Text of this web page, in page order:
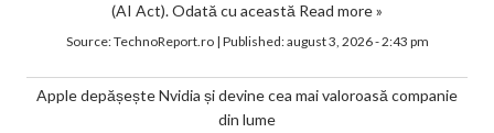
(AI Act). Odată cu această Read more »
Source:TechnoReport.ro| Published:august 3, 2026 - 2:43 pm
Apple depășește Nvidia și devine cea mai valoroasă companie
din lume